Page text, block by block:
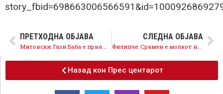
ПРЕТХОДНА ОБЈАВА СЛЕДНА ОБЈАВА
Филипче: Срамен е молкот на институциите, граѓаните во Трубарево да носат маски и да не излегуваат без потреба
Назад кон Прес центарот